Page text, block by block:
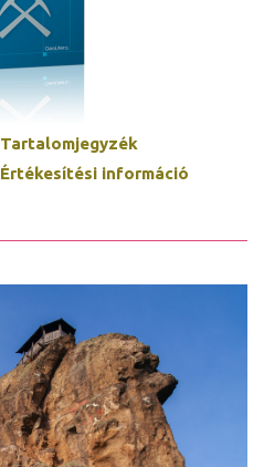
Tartalomjegyzék
Értékesítési információ